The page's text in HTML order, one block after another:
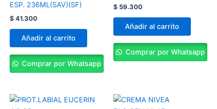
ESP. 236ML(SAV)(SF)
$ 41.300
Añadir al carrito
Comprar por Whatsapp
$ 59.300
Añadir al carrito
Comprar por Whatsapp